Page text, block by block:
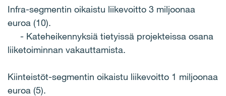
Infra-segmentin oikaistu liikevoitto 3 miljoonaa
euroa (10).
- Kateheikennyksiä tietyissä projekteissa osana
liiketoiminnan vakauttamista.
Kiinteistöt-segmentin oikaistu liikevoitto 1 miljoonaa
euroa (5).